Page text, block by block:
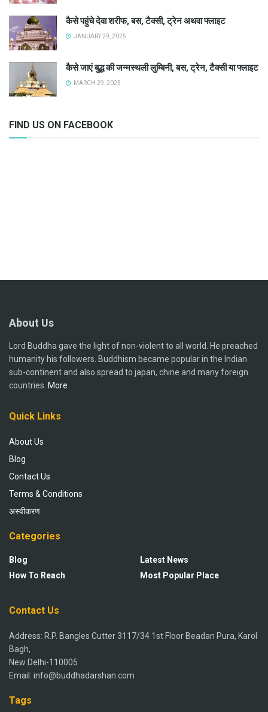
कैसे पहुंचे देवा शरीफ, बस, टैक्सी, ट्रेन अथवा फ्लाइट
JANUARY 29, 2025
कैसे जाएं बुद्ध की जन्मस्थली लुम्बिनी, बस, ट्रेन, टैक्सी या फ्लाइट
MARCH 29, 2025
FIND US ON FACEBOOK
About Us
Lord Buddha gave the light of non-violent to all world. He preached
humanity his followers. Buddhism became popular in the Indian
sub-continent and also spread to japan, chine and many foreign
countries. More
Quick Links
About Us
Blog
Contact Us
Terms & Conditions
अस्वीकरण
Categories
Blog
How To Reach
Latest News
Most Popular Place
Contact Us
Address: R.P. Bangles Cutter 3117/34 1st Floor Beadan Pura, Karol
Bagh,
New Delhi-110005
Email: info@buddhadarshan.com
Tags